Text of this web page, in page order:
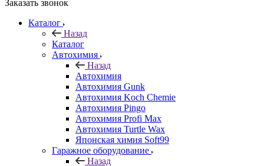
Заказать звонок
Каталог
Назад
Каталог
Автохимия
Назад
Автохимия
Автохимия Gunk
Автохимия Koch Chemie
Автохимия Pingo
Автохимия Profi Max
Автохимия Turtle Wax
Японская химия Soft99
Гаражное оборудование
Назад